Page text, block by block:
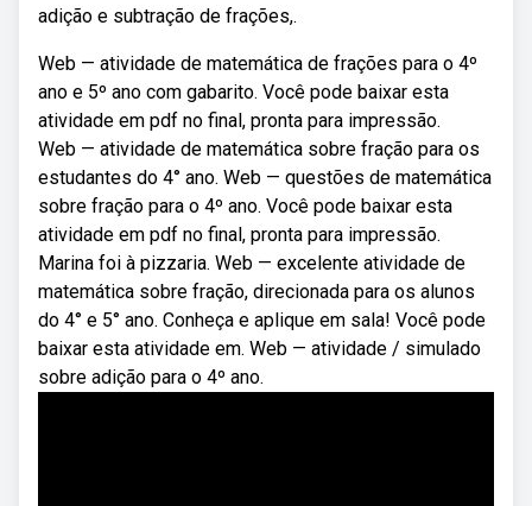
adição e subtração de frações,.
Web — atividade de matemática de frações para o 4º
ano e 5º ano com gabarito. Você pode baixar esta
atividade em pdf no final, pronta para impressão.
Web — atividade de matemática sobre fração para os
estudantes do 4° ano. Web — questões de matemática
sobre fração para o 4º ano. Você pode baixar esta
atividade em pdf no final, pronta para impressão.
Marina foi à pizzaria. Web — excelente atividade de
matemática sobre fração, direcionada para os alunos
do 4° e 5° ano. Conheça e aplique em sala! Você pode
baixar esta atividade em. Web — atividade / simulado
sobre adição para o 4º ano.